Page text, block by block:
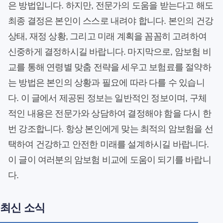
은 방법입니다. 하지만, 전문가의 도움을 받는다고 해도
최종 결정은 본인이 스스로 내려야 합니다. 본인의 건강
상태, 재정 상황, 그리고 미래 계획을 꼼꼼히 고려하여
신중하게 결정하시길 바랍니다. 마지막으로, 암보험 비
교를 통해 연령별 맞춤 전략을 세우고 보험료를 절약하
는 방법은 본인의 상황과 필요에 따라 다를 수 있습니
다. 이 글에서 제공된 정보는 일반적인 정보이며, 구체
적인 내용은 전문가와 상담하여 결정해야 함을 다시 한
번 강조합니다. 항상 본인에게 맞는 최적의 암보험을 선
택하여 건강하고 안전한 미래를 설계하시길 바랍니다.
이 글이 여러분의 암보험 비교에 도움이 되기를 바랍니
다.
최신 소식